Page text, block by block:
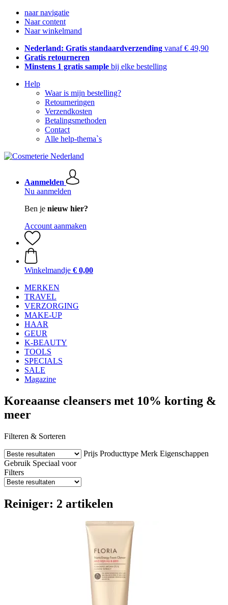
naar navigatie
Naar content
Naar winkelmand
Nederland: Gratis standaardverzending vanaf € 49,90
Gratis retourneren
Minstens 1 gratis sample bij elke bestelling
Help
Waar is mijn bestelling?
Retourneringen
Verzendkosten
Betalingsmethoden
Contact
Alle help-thema`s
Aanmelden
Nu aanmelden
Ben je nieuw hier?
Account aanmaken
Winkelmandje € 0,00
MERKEN
TRAVEL
VERZORGING
MAKE-UP
HAAR
GEUR
K-BEAUTY
TOOLS
SPECIALS
SALE
Magazine
Koreaanse cleansers met 10% korting &
meer
Filteren & Sorteren
Prijs Producttype Merk Eigenschappen
Gebruik Speciaal voor
Filters
Reiniger: 2 artikelen